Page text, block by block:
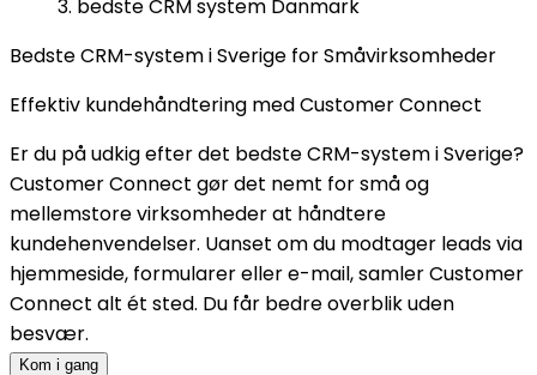
bedste CRM system Danmark
Bedste CRM-system i Sverige for Småvirksomheder
Effektiv kundehåndtering med Customer Connect
Er du på udkig efter det bedste CRM-system i Sverige?
Customer Connect gør det nemt for små og
mellemstore virksomheder at håndtere
kundehenvendelser. Uanset om du modtager leads via
hjemmeside, formularer eller e-mail, samler Customer
Connect alt ét sted. Du får bedre overblik uden
besvær.
Kom i gang